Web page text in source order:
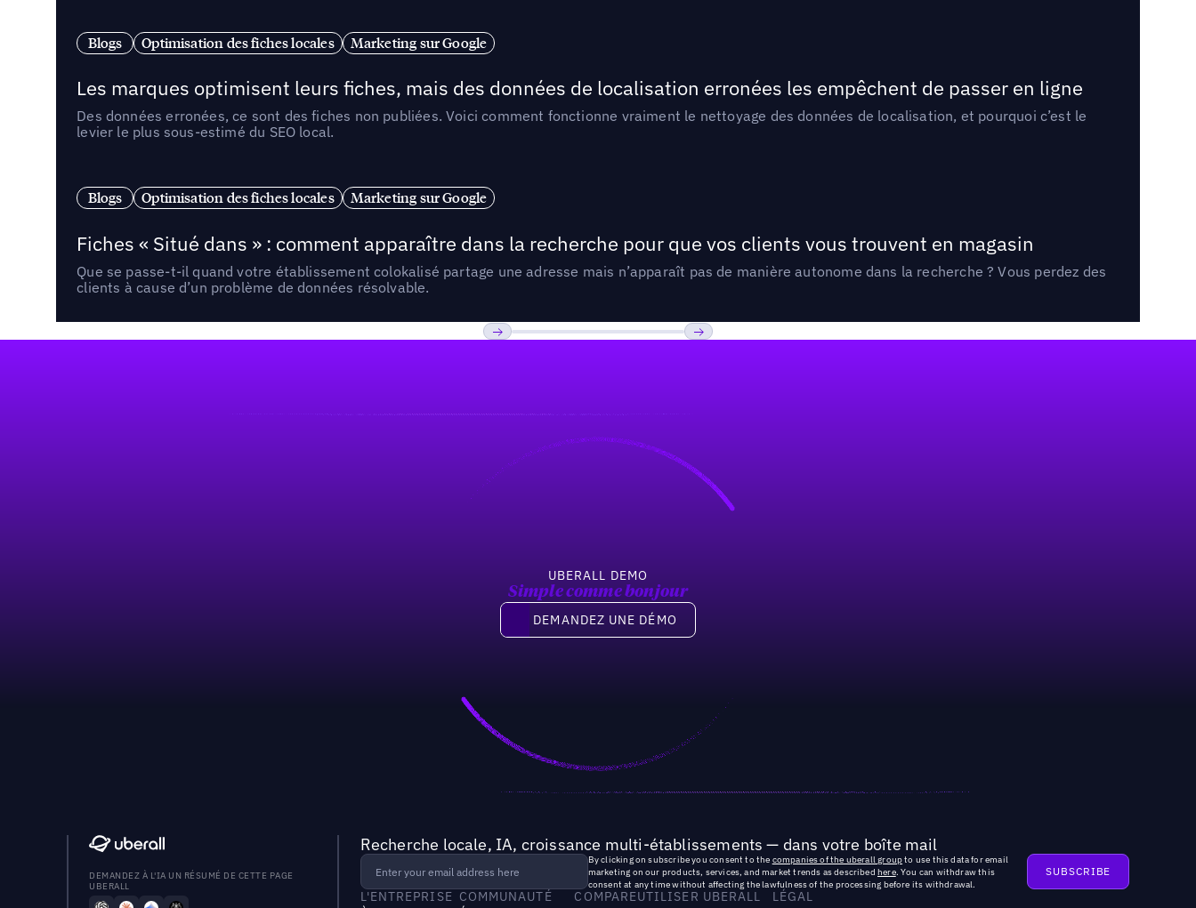
Blogs Optimisation des fiches locales Marketing sur Google
Les marques optimisent leurs fiches, mais des données de localisation erronées les empêchent de passer en ligne
Des données erronées, ce sont des fiches non publiées. Voici comment fonctionne vraiment le nettoyage des données de localisation, et pourquoi c’est le
levier le plus sous-estimé du SEO local.
Blogs Optimisation des fiches locales Marketing sur Google
Fiches « Situé dans » : comment apparaître dans la recherche pour que vos clients vous trouvent en magasin
Que se passe-t-il quand votre établissement colokalisé partage une adresse mais n’apparaît pas de manière autonome dans la recherche ? Vous perdez des
clients à cause d’un problème de données résolvable.
UBERALL DEMO
Simple comme bonjour
Demandez une démo
DEMANDEZ UNE DÉMO
DEMANDEZ À L'IA UN RÉSUMÉ DE CETTE PAGE
UBERALL
Recherche locale, IA, croissance multi-établissements — dans votre boîte mail
By clicking on subscribe you consent to the companies of the uberall groupto use this data for email
marketing on our products, services, and market trends as described here. You can withdraw this
consent at any time without affecting the lawfulness of the processing before its withdrawal.
L'ENTREPRISE COMMUNAUTÉ
COMPAREUTILISER UBERALL
LÉGAL